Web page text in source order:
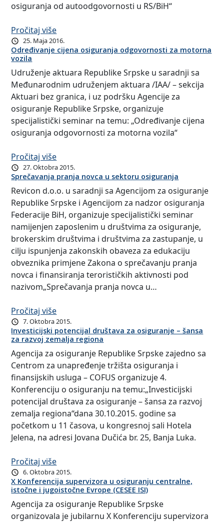
osiguranja od autoodgovornosti u RS/BiH“
Pročitaj više
25. Maja 2016.
Određivanje cijena osiguranja odgovornosti za motorna
vozila
Udruženje aktuara Republike Srpske u saradnji sa
Međunarodnim udruženjem aktuara /IAA/ – sekcija
Aktuari bez granica, i uz podršku Agencije za
osiguranje Republike Srpske, organizuje
specijalistički seminar na temu: „Određivanje cijena
osiguranja odgovornosti za motorna vozila“
Pročitaj više
27. Oktobra 2015.
Sprečavanja pranja novca u sektoru osiguranja
Revicon d.o.o. u saradnji sa Agencijom za osiguranje
Republike Srpske i Agencijom za nadzor osiguranja
Federacije BiH, organizuje specijalistički seminar
namijenjen zaposlenim u društvima za osiguranje,
brokerskim društvima i društvima za zastupanje, u
cilju ispunjenja zakonskih obaveza za edukaciju
obveznika primjene Zakona o sprečavanju pranja
novca i finansiranja terorističkih aktivnosti pod
nazivom„Sprečavanja pranja novca u…
Pročitaj više
7. Oktobra 2015.
Investicijski potencijal društava za osiguranje – šansa
za razvoj zemalja regiona
Agencija za osiguranje Republike Srpske zajedno sa
Centrom za unapređenje tržišta osiguranja i
finansijskih usluga – COFUS organizuje 4.
Konferenciju o osiguranju na temu:„Investicijski
potencijal društava za osiguranje – šansa za razvoj
zemalja regiona“dana 30.10.2015. godine sa
početkom u 11 časova, u kongresnoj sali Hotela
Jelena, na adresi Jovana Dučića br. 25, Banja Luka.
Pročitaj više
6. Oktobra 2015.
X Konferencija supervizora u osiguranju centralne,
istočne i jugoistočne Evrope (CESEE ISI)
Agencija za osiguranje Republike Srpske
organizovala je jubilarnu X Konferenciju supervizora